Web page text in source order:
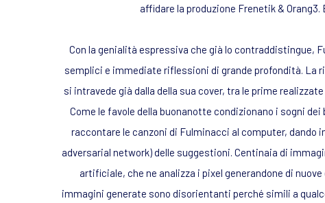
affidare la produzione Frenetik & Orang3.
Con la genialità espressiva che già lo contraddistingue,
semplici e immediate riflessioni di grande profondità. La
si intravede già dalla della sua cover, tra le prime
Come le favole della buonanotte condizionano i sogni
raccontare le canzoni di Fulminacci al computer, dando
adversarial network) delle suggestioni. Centinaia di
artificiale, che ne analizza i pixel generandone di
immagini generate sono disorientanti perché simili a